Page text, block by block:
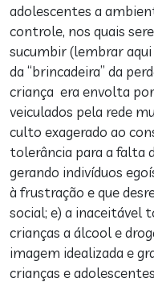
adolescentes a
controle, nos quais
sucumbir (lembrar aqui
da “brincadeira” da
criança era envolta
veiculados pela rede
culto exagerado ao
tolerância para a falta
gerando indivíduos
à frustração e que
social; e) a inaceitável
crianças a álcool e
imagem idealizada e
crianças e